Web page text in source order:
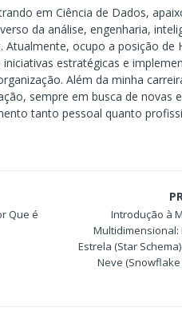
em Ciência de Dados,
da análise, engenharia,
Atualmente, ocupo a posição de
iniciativas estratégicas e
Além da minha
sempre em busca de novas
tanto pessoal quanto
Que é
Introdução à
Multidimensional:
Estrela (Star
Neve (Snowflake